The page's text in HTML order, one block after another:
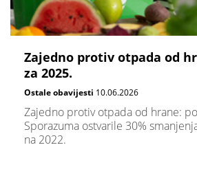
Zajedno protiv otpada od
za 2025.
Ostale obavijesti 10.06.2026
Zajedno protiv otpada od hrane:
Sporazuma ostvarile 30%
na 2022.